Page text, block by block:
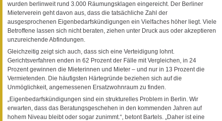
wurden berlinweit rund 3.000 Räumungsklagen eingereicht. Der Berliner
Mieterverein geht davon aus, dass die tatsächliche Zahl der
ausgesprochenen Eigenbedarfskündigungen ein Vielfaches höher liegt. Viele
Betroffene lassen sich nicht beraten, ziehen unter Druck aus oder akzeptieren
unzureichende Abfindungen.
Gleichzeitig zeigt sich auch, dass sich eine Verteidigung lohnt.
Gerichtsverfahren enden in 62 Prozent der Fälle mit Vergleichen, in 24
Prozent gewinnen die Mieterinnen und Mieter – und nur in 13 Prozent die
Vermietenden. Die häufigsten Härtegründe beziehen sich auf die
Unmöglichkeit, angemessenen Ersatzwohnraum zu finden.
„Eigenbedarfskündigungen sind ein strukturelles Problem in Berlin. Wir
erwarten, dass das Beratungsgeschehen in den kommenden Jahren auf
hohem Niveau bleibt oder sogar zunimmt.“, betont Bartels. „Daher ist eine